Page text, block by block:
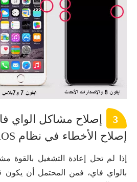
3
إصلاح مشاكل الواي
إصلاح الأخطاء في نظام iOS الموصى بها
إذا لم تحل إعادة التشغيل بالقوة
بالواي فاي، فمن المحتمل أن